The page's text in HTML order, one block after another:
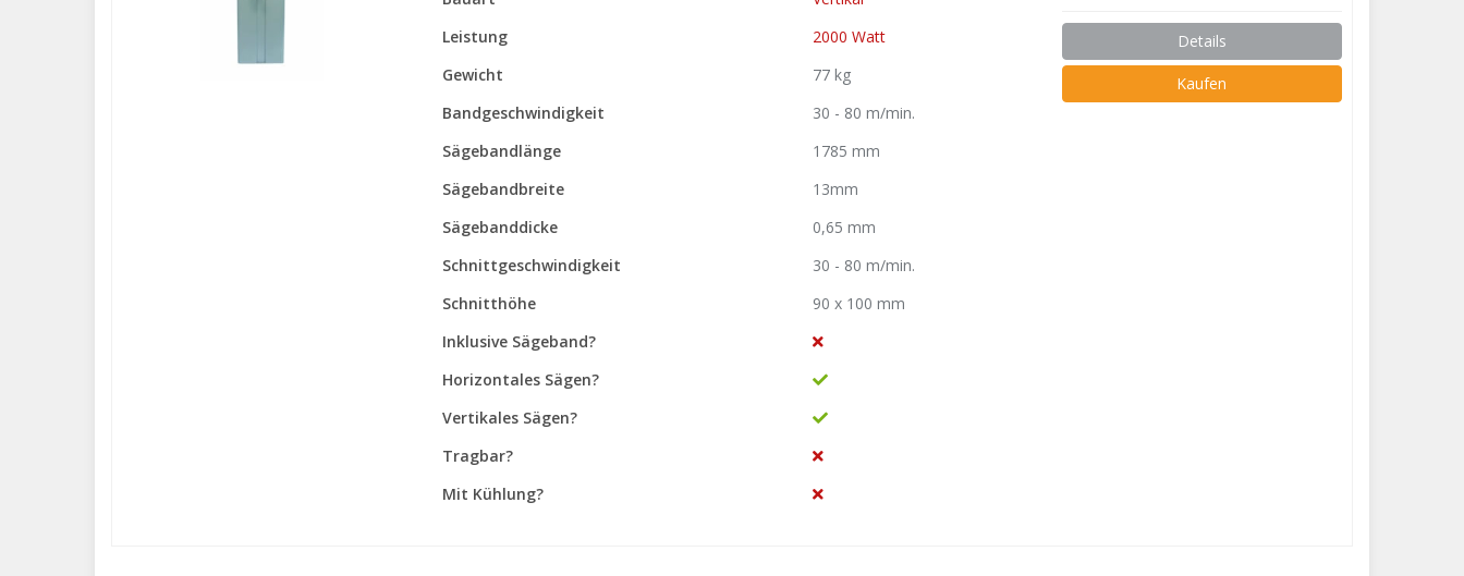
Details
Kaufen
Leistung
2000 Watt
Gewicht
77 kg
Bandgeschwindigkeit
30 - 80 m/min.
Sägebandlänge
1785 mm
Sägebandbreite
13mm
Sägebanddicke
0,65 mm
Schnittgeschwindigkeit
30 - 80 m/min.
Schnitthöhe
90 x 100 mm
Inklusive Sägeband?
Horizontales Sägen?
Vertikales Sägen?
Tragbar?
Mit Kühlung?